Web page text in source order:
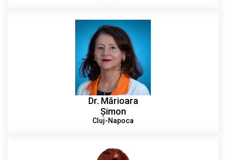
Dr. Mărioara
Șimon
Cluj-Napoca